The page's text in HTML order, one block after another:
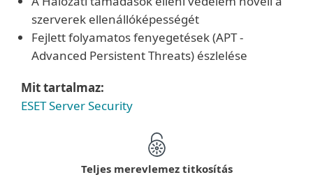
szerverek ellenállóképességét
Fejlett folyamatos fenyegetések (APT -
Advanced Persistent Threats) észlelése
Mit tartalmaz:
ESET Server Security
Teljes merevlemez titkosítás